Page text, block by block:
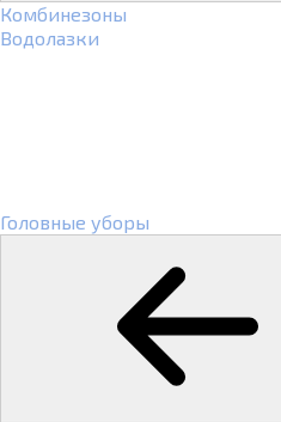
Комбинезоны
Водолазки
Головные уборы